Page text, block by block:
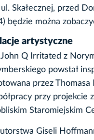
Skałecznej, przed
będzie można
artystyczne
Q Irritated z
powstał
przez Thomasa
przy projekcie
Staromiejskim
autorstwa Giseli